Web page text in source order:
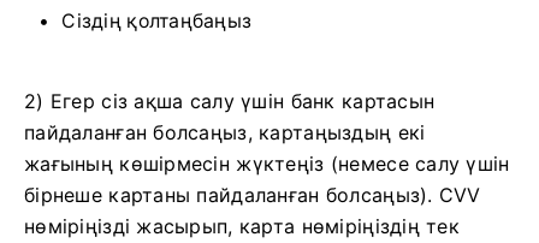
Сіздің қолтаңбаңыз
2) Егер сіз ақша салу үшін банк картасын
пайдаланған болсаңыз, картаңыздың екі
жағының көшірмесін жүктеңіз (немесе салу үшін
бірнеше картаны пайдаланған болсаңыз). CVV
нөміріңізді жасырып, карта нөміріңіздің тек